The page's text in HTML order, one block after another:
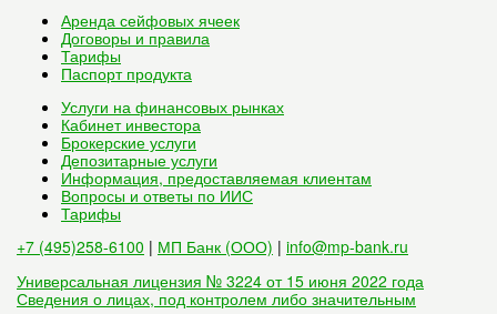
Аренда сейфовых ячеек
Договоры и правила
Тарифы
Паспорт продукта
Услуги на финансовых рынках
Кабинет инвестора
Брокерские услуги
Депозитарные услуги
Информация, предоставляемая клиентам
Вопросы и ответы по ИИС
Тарифы
+7 (495)258-6100 | МП Банк (ООО) | info@mp-bank.ru
Универсальная лицензия № 3224 от 15 июня 2022 года
Сведения о лицах, под контролем либо значительным